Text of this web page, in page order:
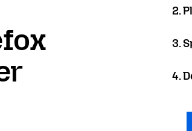
2.
3.
4.